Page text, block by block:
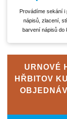
Provádíme sekání i
nápisů, zlacení,
barvení nápisů do
URNOVÉ
HŘBITOV